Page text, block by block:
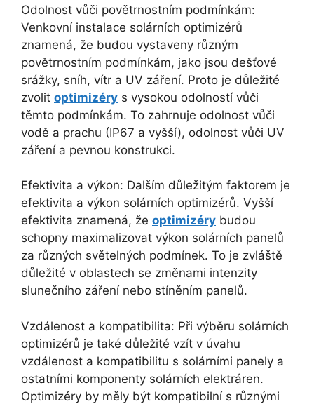
Odolnost vůči povětrnostním podmínkám:
Venkovní instalace solárních optimizérů
znamená, že budou vystaveny různým
povětrnostním podmínkám, jako jsou dešťové
srážky, sníh, vítr a UV záření. Proto je důležité
zvolit optimizéry s vysokou odolností vůči
těmto podmínkám. To zahrnuje odolnost vůči
vodě a prachu (IP67 a vyšší), odolnost vůči UV
záření a pevnou konstrukci.
Efektivita a výkon: Dalším důležitým faktorem je
efektivita a výkon solárních optimizérů. Vyšší
efektivita znamená, že optimizéry budou
schopny maximalizovat výkon solárních panelů
za různých světelných podmínek. To je zvláště
důležité v oblastech se změnami intenzity
slunečního záření nebo stíněním panelů.
Vzdálenost a kompatibilita: Při výběru solárních
optimizérů je také důležité vzít v úvahu
vzdálenost a kompatibilitu s solárními panely a
ostatními komponenty solárních elektráren.
Optimizéry by měly být kompatibilní s různými